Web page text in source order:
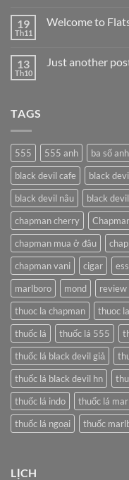
Thế
Từ
Truyền
19
Th11
Welcome to
luận
13
Th10
Just another
with
A
Gallery
TAGS
555 555 anh ba số anh
black devil cafe
black
black devil nâu
black
chapman cherry
chapman mua ở đâu
chapman vani
cigar
marlboro
mond review
thuoc la chapman
thuoc
thuốc lá
thuốc lá 555
thuốc lá black devil giả
thuốc lá black devil hn
thuốc lá indo
thuốc lá
thuốc lá ngoại
thuốc
LỊCH